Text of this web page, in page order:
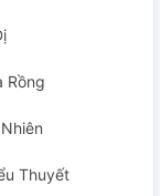
Rồng
Thuyết